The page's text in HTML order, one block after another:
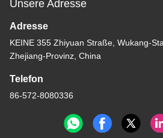
Unsere Adresse
Adresse
KEINE 355 Zhiyuan Straße, Wukang-
Zhejiang-Provinz, China
Telefon
86-572-8080336